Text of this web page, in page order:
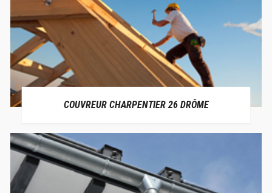
COUVREUR CHARPENTIER 26 DRÔME